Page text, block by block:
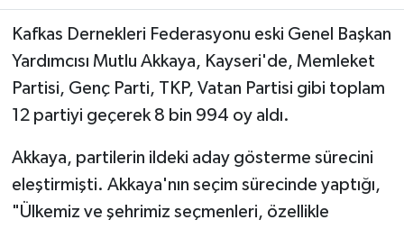
Kafkas Dernekleri Federasyonu eski Genel Başkan
Yardımcısı Mutlu Akkaya, Kayseri'de, Memleket
Partisi, Genç Parti, TKP, Vatan Partisi gibi toplam
12 partiyi geçerek 8 bin 994 oy aldı.
Akkaya, partilerin ildeki aday gösterme sürecini
eleştirmişti. Akkaya'nın seçim sürecinde yaptığı,
"Ülkemiz ve şehrimiz seçmenleri, özellikle
TREND
MEDYA
OTOMOTİV